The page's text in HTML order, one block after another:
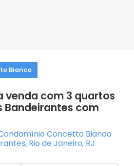
Bianco
venda com 3 quartos
Bandeirantes com
Concetto Bianco
Rio de Janeiro, RJ